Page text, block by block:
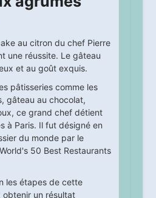
au citron du chef Pierre
une réussite. Le gâteau
et au goût exquis.
pâtisseries comme les
gâteau au chocolat,
ce grand chef détient
à Paris. Il fut désigné en
du monde par le
50 Best Restaurants
les étapes de cette
un résultat